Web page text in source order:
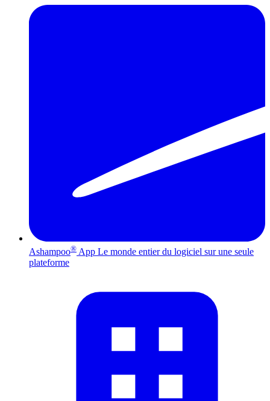
Ashampoo® App Le monde entier du logiciel sur une seule
plateforme